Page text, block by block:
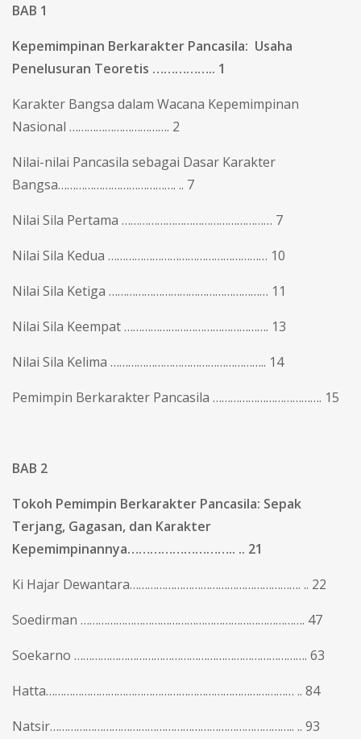
BAB 1
Kepemimpinan Berkarakter Pancasila: Usaha
Penelusuran Teoretis …………….. 1
Karakter Bangsa dalam Wacana Kepemimpinan
Nasional ……………………………. 2
Nilai-nilai Pancasila sebagai Dasar Karakter
Bangsa…………………………………. .. 7
Nilai Sila Pertama …………………………………………… 7
Nilai Sila Kedua ……………………………………………… 10
Nilai Sila Ketiga ……………………………………………… 11
Nilai Sila Keempat …………………………………………. 13
Nilai Sila Kelima …………………………………………….. 14
Pemimpin Berkarakter Pancasila ………………………………. 15
BAB 2
Tokoh Pemimpin Berkarakter Pancasila: Sepak
Terjang, Gagasan, dan Karakter
Kepemimpinannya……………………….. .. 21
Ki Hajar Dewantara…………………………………………………. .. 22
Soedirman …………………………………………………………………. 47
Soekarno ……………………………………………………………………. 63
Hatta………………………………………………………………………… .. 84
Natsir……………………………………………………………………….. .. 93